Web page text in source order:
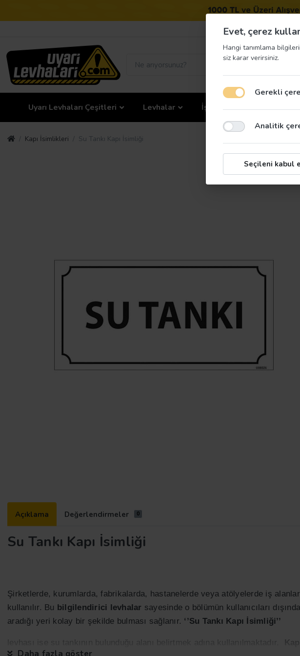
Uyarı Levhaları Çeşitleri Levhalar İş Güvenliği Etiketleri
Kapı İsimlikleri Su Tankı Kapı İsimliği
Açıklama Değerlendirmeler 0
Su Tankı Kapı İsimliği
Şirketlerde, kurumlarda, fabrikalarda, hastanelerde veya atölyelerde iş
kullanılır. Bu bilgilendirici levhalar sayesinde o bölümün kullanıcıları
aradığı yeri kolay bir şekilde bulması sağlanır. ‘’Su Tankı Kapı İsimliği’’
levhası ise su tankının bulunduğu alanı belirtmek adına kullanılmaktadır.
Daha fazla göster
Evet, çerez
Hangi tanımlama
siz karar verirsiniz.
Gerekli
Analitik
Seçileni kabul